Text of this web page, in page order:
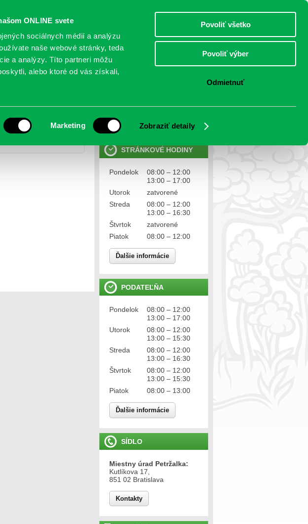
ONLINE svete
sociálnych médií a analýzu
naše webové stránky, teda
a analýzy. Títo partneri môžu
alebo ktoré od vás získali,
Marketing Zobraziť detaily
Povoliť všetko
Povoliť výber
Odmietnuť
PETRŽALSKÉ KONTO
MAPY TLAČIVÁ KONTAKTY
Ochrana osobných údajov
STRÁNKOVÉ HODINY
Pondelok
08:00 – 12:00
13:00 – 17:00
Utorok
zatvorené
Streda
08:00 – 12:00
13:00 – 16:30
Štvrtok
zatvorené
Piatok
08:00 – 12:00
Ďalšie informácie
PODATEĽŇA
Pondelok
08:00 – 12:00
13:00 – 17:00
Utorok
08:00 – 12:00
13:00 – 15:30
Streda
08:00 – 12:00
13:00 – 16:30
Štvrtok
08:00 – 12:00
13:00 – 15:30
Piatok
08:00 – 13:00
Ďalšie informácie
SÍDLO
Miestny úrad Petržalka:
Kutlíkova 17,
851 02 Bratislava
Kontakty